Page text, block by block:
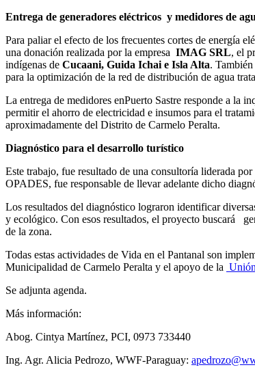
Entrega de generadores eléctricos y medidores de
Para paliar el efecto de los frecuentes cortes de energía
una donación realizada por la empresa IMAG SRL, el
indígenas de Cucaani, Guida Ichai e Isla Alta.
para la optimización de la red de distribución de agua
La entrega de medidores enPuerto Sastre responde a la
permitir el ahorro de electricidad e insumos para el
aproximadamente del Distrito de Carmelo Peralta.
Diagnóstico para el desarrollo turístico
Este trabajo, fue resultado de una consultoría liderada
OPADES, fue responsable de llevar adelante dicho
Los resultados del diagnóstico lograron identificar
y ecológico. Con esos resultados, el proyecto buscará
de la zona.
Todas estas actividades de Vida en el Pantanal son
Municipalidad de Carmelo Peralta y el apoyo de la
Se adjunta agenda.
Más información:
Abog. Cintya Martínez, PCI, 0973 733440
Ing. Agr. Alicia Pedrozo, WWF-Paraguay: